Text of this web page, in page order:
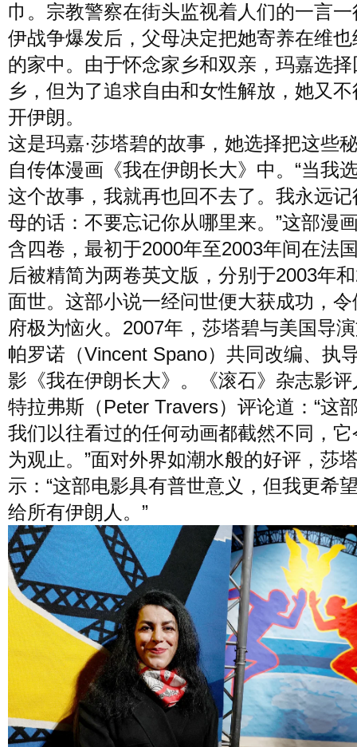
巾。宗教警察在街头监视着人们的一言
伊战争爆发后，父母决定把她寄养在维
的家中。由于怀念家乡和双亲，玛嘉选
乡，但为了追求自由和女性解放，她又
开伊朗。
这是玛嘉·莎塔碧的故事，她选择把这些
自传体漫画《我在伊朗长大》中。“当我
这个故事，我就再也回不去了。我永远
母的话：不要忘记你从哪里来。”这部漫
含四卷，最初于2000年至2003年间在法
后被精简为两卷英文版，分别于2003年
面世。这部小说一经问世便大获成功，
府极为恼火。2007年，莎塔碧与美国导
帕罗诺（Vincent Spano）共同改编、执
影《我在伊朗长大》。《滚石》杂志影评
特拉弗斯（Peter Travers）评论道：“这
我们以往看过的任何动画都截然不同，
为观止。”面对外界如潮水般的好评，莎
示：“这部电影具有普世意义，但我更希
给所有伊朗人。”